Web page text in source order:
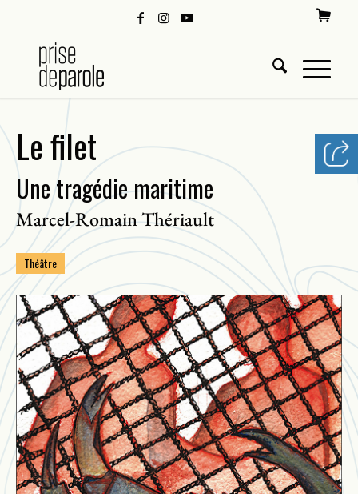
Le filet
Une tragédie maritime
Marcel-Romain Thériault
Théâtre